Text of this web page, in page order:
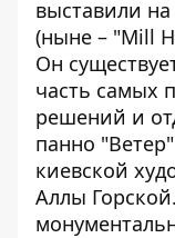
выставили
(ныне – "Mill
Он
часть самых
решений и
панно
киевской
Аллы